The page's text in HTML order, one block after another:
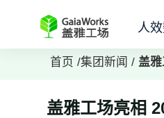
人
首页 /集团新闻 / 盖
盖雅工场亮相